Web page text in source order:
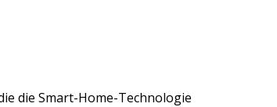
die Smart-Home-Technologie